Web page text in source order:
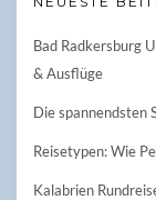
Bad Radkersburg
& Ausflüge
Die spannendsten
Reisetypen: Wie
Kalabrien